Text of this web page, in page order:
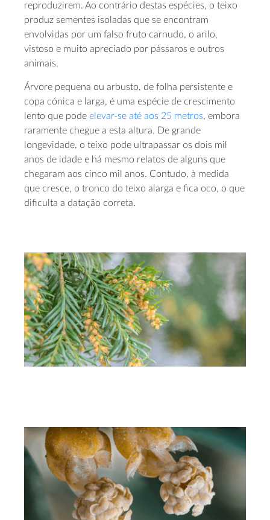
reproduzirem. Ao contrário destas espécies, o teixo
produz sementes isoladas que se encontram
envolvidas por um falso fruto carnudo, o arilo,
vistoso e muito apreciado por pássaros e outros
animais.
Árvore pequena ou arbusto, de folha persistente e
copa cónica e larga, é uma espécie de crescimento
lento que pode elevar-se até aos 25 metros, embora
raramente chegue a esta altura. De grande
longevidade, o teixo pode ultrapassar os dois mil
anos de idade e há mesmo relatos de alguns que
chegaram aos cinco mil anos. Contudo, à medida
que cresce, o tronco do teixo alarga e fica oco, o que
dificulta a datação correta.